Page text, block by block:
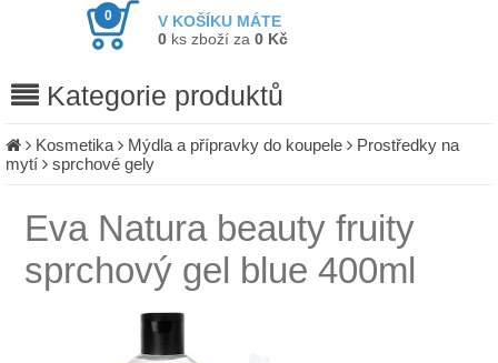
V KOŠÍKU MÁTE
0
0 ks zboží za 0 Kč
Kategorie produktů
Kosmetika Mýdla a přípravky do koupele
Prostředky na
mytí
sprchové gely
Eva Natura beauty fruity
sprchový gel blue 400ml